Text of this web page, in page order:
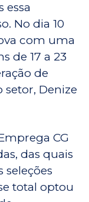
essa
No dia 10
com uma
de 17 a 23
de
setor, Denize
CG
das quais
seleções
total optou